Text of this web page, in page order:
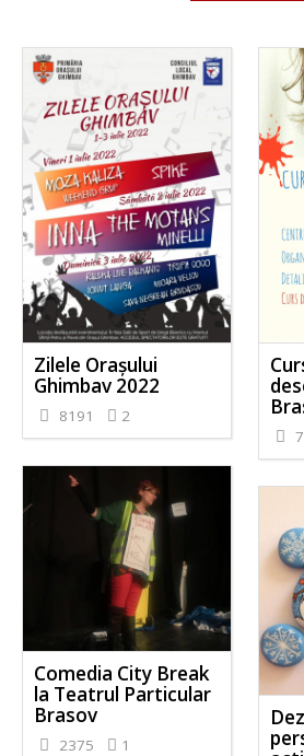
Zilele Orașului
Ghimbav 2022
8191 2
Comedia City Break
la Teatrul Particular
Brasov
2375 1